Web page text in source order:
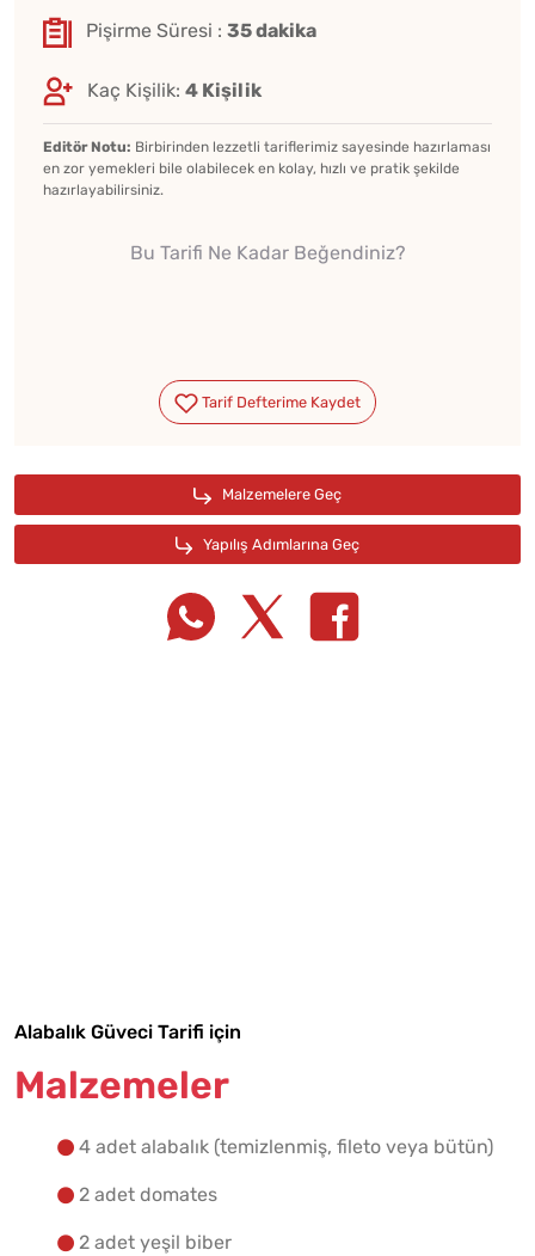
Pişirme Süresi : 35 dakika
Kaç Kişilik: 4 Kişilik
Editör Notu: Birbirinden lezzetli tariflerimiz sayesinde hazırlaması
en zor yemekleri bile olabilecek en kolay, hızlı ve pratik şekilde
hazırlayabilirsiniz.
Bu Tarifi Ne Kadar Beğendiniz?
Alabalık Güveci Tarifi için
Malzemeler
4 adet alabalık (temizlenmiş, fileto veya bütün)
2 adet domates
2 adet yeşil biber